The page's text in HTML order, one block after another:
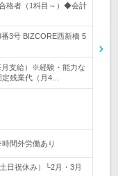
格者（1科目～）◆会計
3号 BIZCORE西新橋 5
月支給）※経験・能力な
残業代（月4…
間外労働あり
日祝休み）└2月・3月